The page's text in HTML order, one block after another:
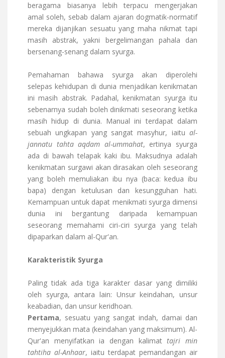
beragama biasanya lebih terpacu mengerjakan
amal soleh, sebab dalam ajaran dogmatik-normatif
mereka dijanjikan sesuatu yang maha nikmat tapi
masih abstrak, yakni bergelimangan pahala dan
bersenang-senang dalam syurga.
Pemahaman bahawa syurga akan diperolehi
selepas kehidupan di dunia menjadikan kenikmatan
ini masih abstrak. Padahal, kenikmatan syurga itu
sebenarnya sudah boleh dinikmati seseorang ketika
masih hidup di dunia. Manual ini terdapat dalam
sebuah ungkapan yang sangat masyhur, iaitu al-
jannatu tahta aqdam al-ummahat, ertinya syurga
ada di bawah telapak kaki ibu. Maksudnya adalah
kenikmatan surgawi akan dirasakan oleh seseorang
yang boleh memuliakan ibu nya (baca: kedua ibu
bapa) dengan ketulusan dan kesungguhan hati.
Kemampuan untuk dapat menikmati syurga dimensi
dunia ini bergantung daripada kemampuan
seseorang memahami ciri-ciri syurga yang telah
dipaparkan dalam al-Qur'an.
Karakteristik Syurga
Paling tidak ada tiga karakter dasar yang dimiliki
oleh syurga, antara lain: Unsur keindahan, unsur
keabadian, dan unsur keridhoan.
Pertama, sesuatu yang sangat indah, damai dan
menyejukkan mata (keindahan yang maksimum). Al-
Qur'an menyifatkan ia dengan kalimattajri min
tahtiha al-Anhaar, iaitu terdapat pemandangan air